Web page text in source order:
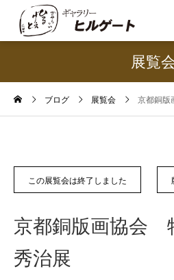
展覧
ブログ 展覧会 京都銅
この展覧会は終了しました
京都銅版画協会
秀治展